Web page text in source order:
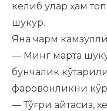
келиб улар ҳам
шукур.
Яна чарм
— Минг марта
бунчалик
фаровонликни
— Тўғри айтасиз,